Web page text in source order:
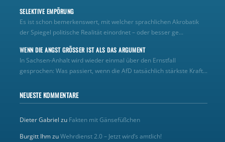
SELEKTIVE EMPÖRUNG
Es ist schon bemerkenswert, mit welcher sprachlichen Akrobatik
der Spiegel politische Realität einordnet – oder besser ge...
WENN DIE ANGST GRÖSSER IST ALS DAS ARGUMENT
In Sachsen-Anhalt wird wieder einmal über den Ernstfall
gesprochen: Was passiert, wenn die AfD tatsächlich stärkste Kraft...
NEUESTE KOMMENTARE
Dieter Gabriel zu Fakten mit Gänsefüßchen
Burgitt IhmzuWehrdienst 2.0 – Jetzt wird’s amtlich!